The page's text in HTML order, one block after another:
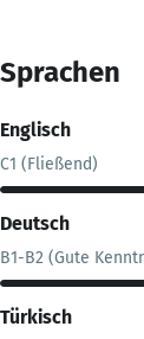
Sprachen
Englisch
C1 (Fließend)
Deutsch
B1-B2 (Gute
Türkisch